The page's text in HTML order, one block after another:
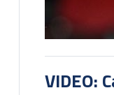
VIDEO: